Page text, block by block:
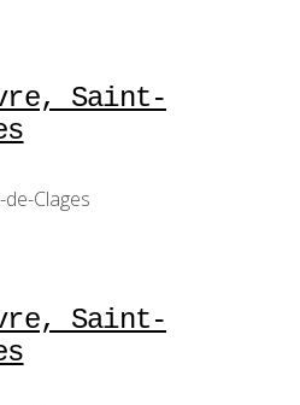
Saint-
Clages
Saint-